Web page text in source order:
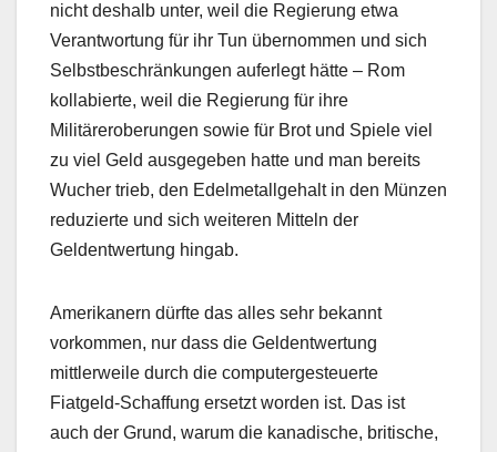
nicht deshalb unter, weil die Regierung etwa
Verantwortung für ihr Tun übernommen und sich
Selbstbeschränkungen auferlegt hätte – Rom
kollabierte, weil die Regierung für ihre
Militäreroberungen sowie für Brot und Spiele viel
zu viel Geld ausgegeben hatte und man bereits
Wucher trieb, den Edelmetallgehalt in den Münzen
reduzierte und sich weiteren Mitteln der
Geldentwertung hingab.
Amerikanern dürfte das alles sehr bekannt
vorkommen, nur dass die Geldentwertung
mittlerweile durch die computergesteuerte
Fiatgeld-Schaffung ersetzt worden ist. Das ist
auch der Grund, warum die kanadische, britische,